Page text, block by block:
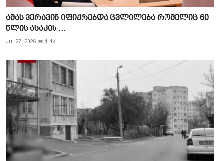
ამას ვერავინ იფიქრებდა ცვლილება რომელიც 60
წლის ასაკის ...
Jul 27, 2026 1.4k